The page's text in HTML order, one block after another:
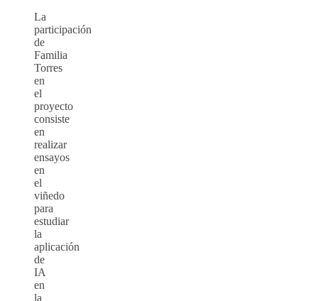
La
participación
de
Familia
Torres
en
el
proyecto
consiste
en
realizar
ensayos
en
el
viñedo
para
estudiar
la
aplicación
de
IA
en
la